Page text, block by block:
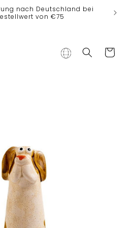
nach Deutschland bei
von €75
Warenkorb